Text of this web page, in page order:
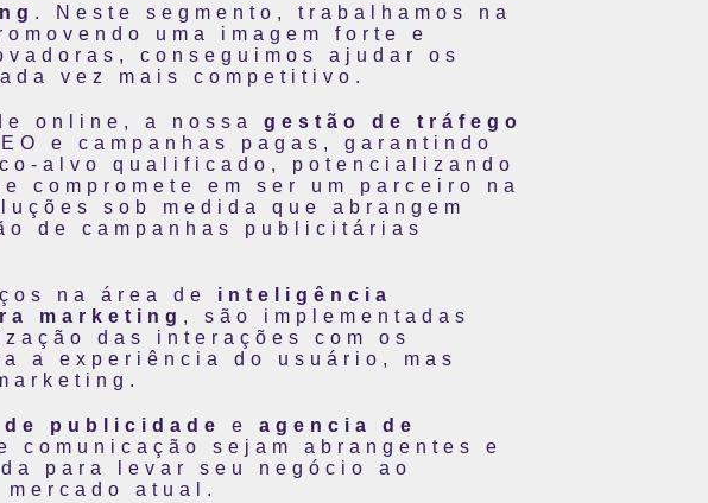
. Neste segmento, trabalhamos na
uma imagem forte e
conseguimos ajudar os
vez mais competitivo.
online, a nossa gestão de tráfego
e campanhas pagas, garantindo
alvo qualificado, potencializando
compromete em ser um parceiro na
sob medida que abrangem
de campanhas publicitárias
na área de inteligência
marketing , são implementadas
das interações com os
a experiência do usuário, mas
publicidade e agencia de
sejam abrangentes e
para levar seu negócio ao
atual.